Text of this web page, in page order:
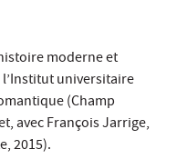
moderne et
l’Institut universitaire
(Champ
avec François Jarrige,
2015).